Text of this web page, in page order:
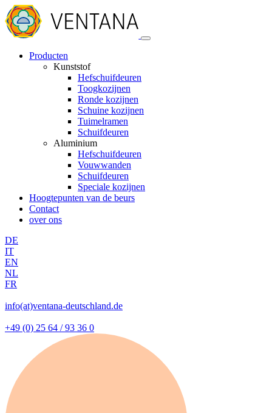
Producten
Kunststof
Hefschuifdeuren
Toogkozijnen
Ronde kozijnen
Schuine kozijnen
Tuimelramen
Schuifdeuren
Aluminium
Hefschuifdeuren
Vouwwanden
Schuifdeuren
Speciale kozijnen
Hoogtepunten van de beurs
Contact
over ons
DE
IT
EN
NL
FR
info(at)ventana-deutschland.de
+49 (0) 25 64 / 93 36 0